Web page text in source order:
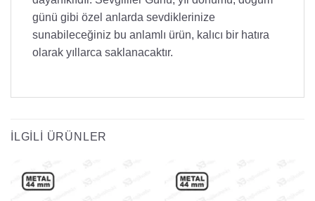
günü gibi özel anlarda sevdiklerinize
sunabileceğiniz bu anlamlı ürün, kalıcı bir hatıra
olarak yıllarca saklanacaktır.
İLGILI ÜRÜNLER